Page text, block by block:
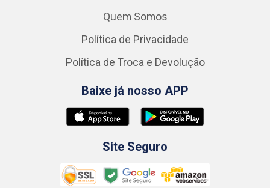
Quem Somos
Política de Privacidade
Política de Troca e Devolução
Baixe já nosso APP
Site Seguro